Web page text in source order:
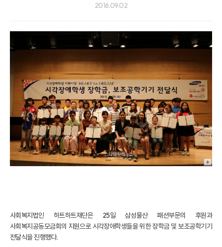
2016.09.02
사회복지법인 하트하트재단은 25일 삼성물산 패션부문의 후원과
사회복지공동모금회의 지원으로 시각장애학생들을 위한 장학금 및 보조공학기기
전달식을 진행했다.